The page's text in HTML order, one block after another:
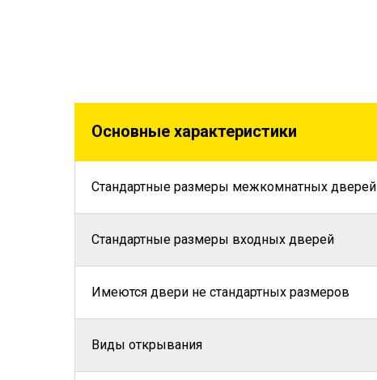
Основные характеристики
Стандартные размеры межкомнатных дверей
Стандартные размеры входных дверей
Имеются двери не стандартных размеров
Виды открывания